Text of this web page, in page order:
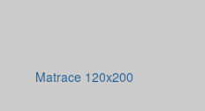
Matrace 120x200